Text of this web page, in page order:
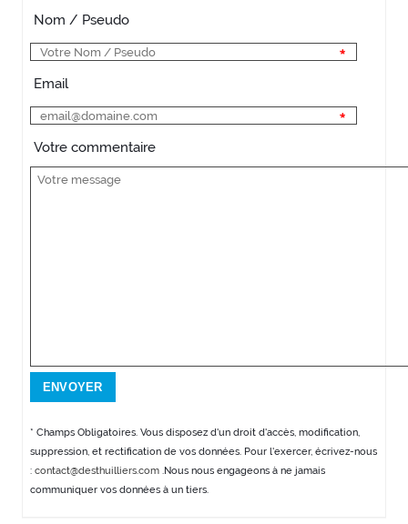
Nom / Pseudo
Email
Votre commentaire
* Champs Obligatoires. Vous disposez d'un droit d'accès, modification,
suppression, et rectification de vos données. Pour l'exercer, écrivez-nous
: contact@desthuilliers.com.Nous nous engageons à ne jamais
communiquer vos données à un tiers.